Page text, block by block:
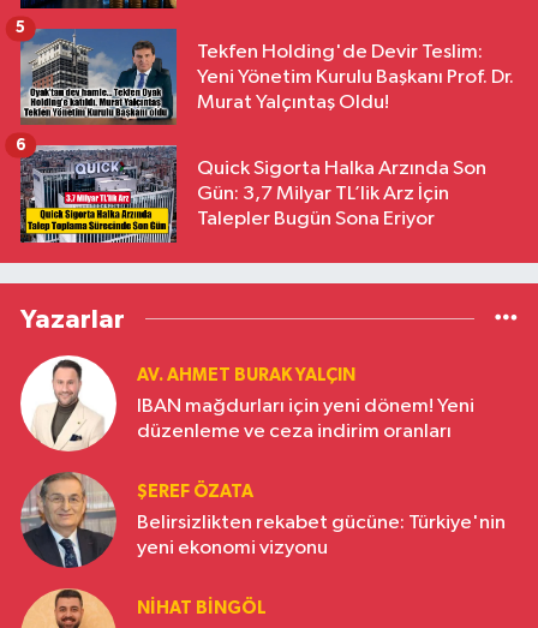
Tekfen Holding'de Devir Teslim:
Yeni Yönetim Kurulu Başkanı Prof. Dr.
Murat Yalçıntaş Oldu!
5
Quick Sigorta Halka Arzında Son
Gün: 3,7 Milyar TL’lik Arz İçin
Talepler Bugün Sona Eriyor
6
Yazarlar
AV. AHMET BURAK YALÇIN
IBAN mağdurları için yeni dönem! Yeni
düzenleme ve ceza indirim oranları
ŞEREF ÖZATA
Belirsizlikten rekabet gücüne: Türkiye'nin
yeni ekonomi vizyonu
NIHAT BINGÖL